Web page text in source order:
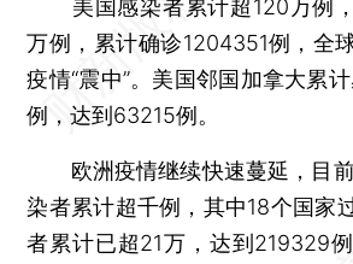
美国感染者累计超120万例，
万例，累计确诊1204351例，全
疫情“震中”。美国邻国加拿大累
例，达到63215例。
欧洲疫情继续快速蔓延，目
染者累计超千例，其中18个国家
者累计已超21万，达到219329